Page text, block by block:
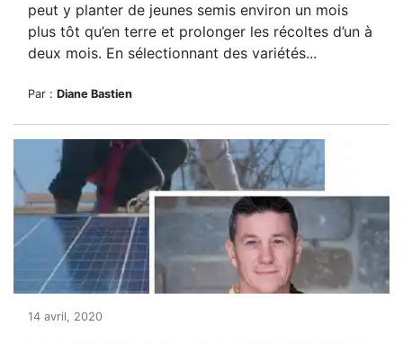
peut y planter de jeunes semis environ un mois
plus tôt qu’en terre et prolonger les récoltes d’un à
deux mois. En sélectionnant des variétés...
Par : Diane Bastien
14 avril, 2020